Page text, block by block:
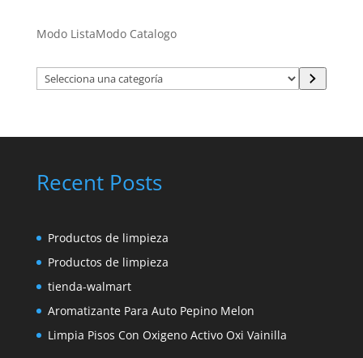
Modo ListaModo Catalogo
Selecciona
una
Recent Posts
Productos de limpieza
Productos de limpieza
tienda-walmart
Aromatizante Para Auto Pepino Melon
Limpia Pisos Con Oxigeno Activo Oxi Vainilla